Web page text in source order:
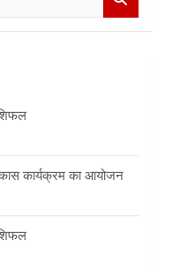
कार्यक्रम का आयोजन